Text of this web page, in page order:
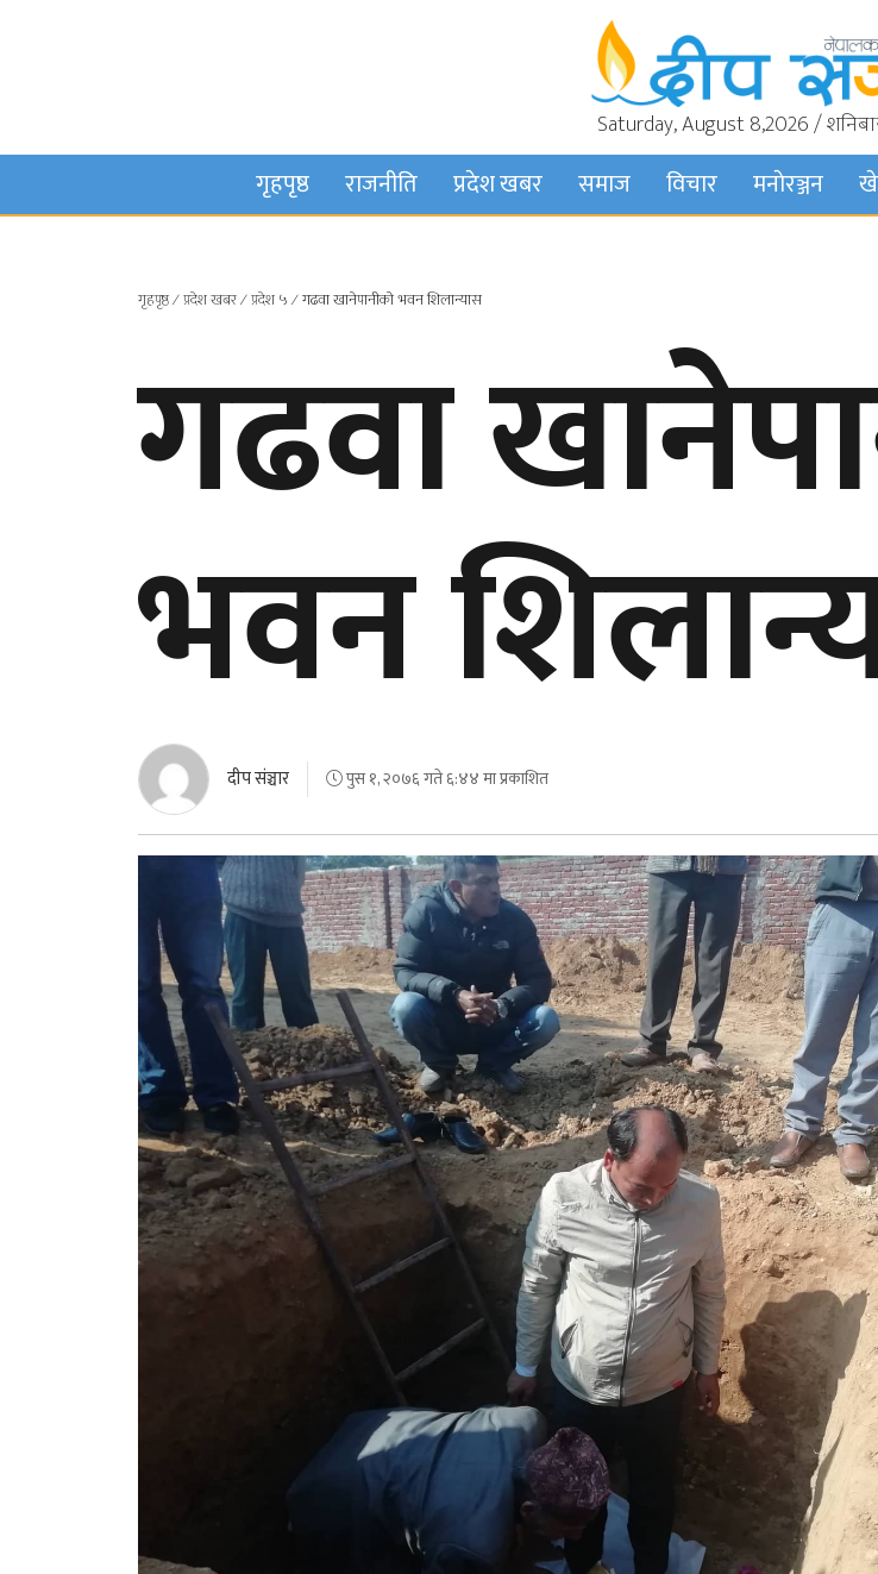
Saturday, August 8,2026 /
गृहपृष्ठ राजनीति प्रदेश खबर समाज विचार मनाेरञ्जन
गृहपृष्ठ∕प्रदेश खबर∕प्रदेश ५∕गढवा खानेपानीको भवन शिलान्यास
गढवा
भवन
दीप संञ्चार पुस १, २०७६ गते ६:४४ मा प्रकाशित